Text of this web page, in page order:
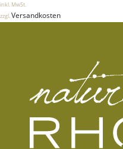
inkl. MwSt.
zzgl.Versandkosten